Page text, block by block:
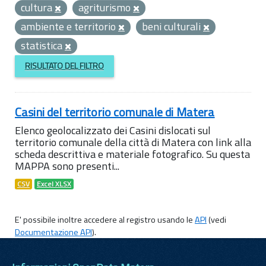
cultura
agriturismo
ambiente e territorio
beni culturali
statistica
RISULTATO DEL FILTRO
Casini del territorio comunale di Matera
Elenco geolocalizzato dei Casini dislocati sul
territorio comunale della città di Matera con link alla
scheda descrittiva e materiale fotografico. Su questa
MAPPA sono presenti...
CSV Excel XLSX
E' possibile inoltre accedere al registro usando leAPI(vedi
Documentazione API).